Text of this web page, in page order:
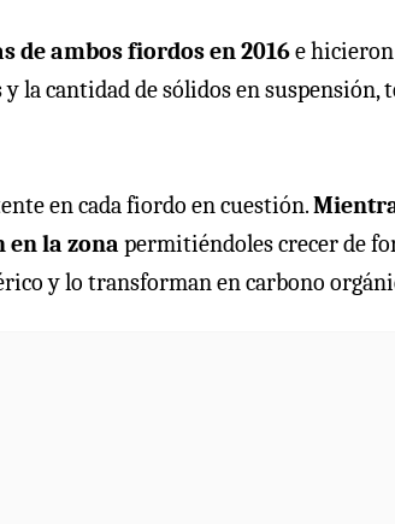
de ambos fiordos en 2016e hicieron
la cantidad de sólidos en suspensión,
en cada fiordo en cuestión.
en la zona permitiéndoles crecer de
y lo transforman en carbono